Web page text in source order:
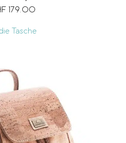
179.00
Tasche